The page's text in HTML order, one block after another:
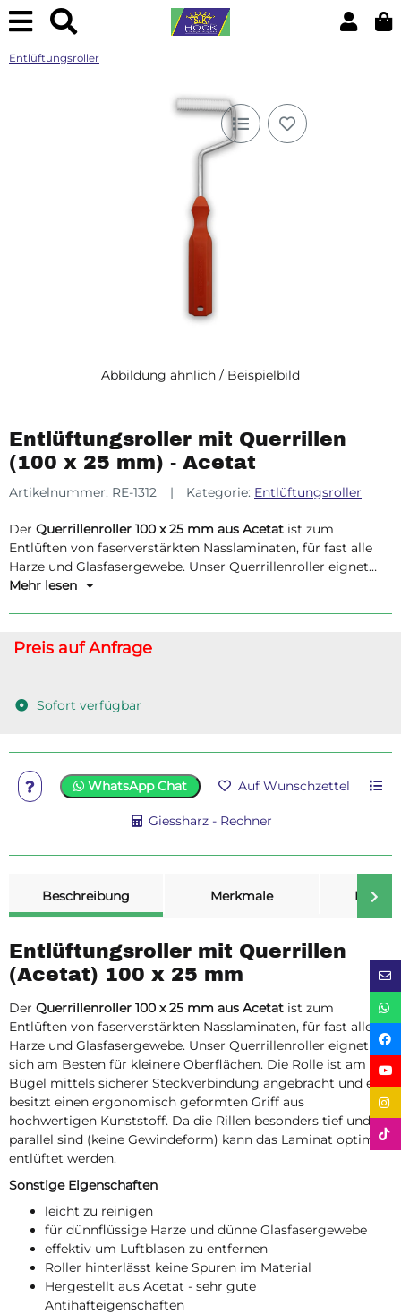
Entlüftungsroller
Abbildung ähnlich / Beispielbild
Entlüftungsroller mit Querrillen
(100 x 25 mm) - Acetat
Artikelnummer: RE-1312 Kategorie: Entlüftungsroller
Der Querrillenroller 100 x 25 mm aus Acetat ist zum
Entlüften von faserverstärkten Nasslaminaten, für fast alle
Harze und Glasfasergewebe. Unser Querrillenroller eignet
sich am Besten für kleinere Oberflächen.
Mehr lesen
Preis auf Anfrage
Sofort verfügbar
WhatsApp Chat Auf Wunschzettel
Giessharz - Rechner
Beschreibung
Merkmale
Entlüftungsroller mit Querrillen
(Acetat) 100 x 25 mm
Der Querrillenroller 100 x 25 mm aus Acetat ist zum
Entlüften von faserverstärkten Nasslaminaten, für fast alle
Harze und Glasfasergewebe. Unser Querrillenroller eignet
sich am Besten für kleinere Oberflächen. Die Rolle ist am
Bügel mittels sicherer Steckverbindung angebracht und er
besitzt einen ergonomisch geformten Griff aus
hochwertigen Kunststoff. Da die Rillen besonders tief und
parallel sind (keine Gewindeform) kann das Laminat optimal
entlüftet werden.
Sonstige Eigenschaften
leicht zu reinigen
für dünnflüssige Harze und dünne Glasfasergewebe
effektiv um Luftblasen zu entfernen
Roller hinterlässt keine Spuren im Material
Hergestellt aus Acetat - sehr gute
Antihafteigenschaften